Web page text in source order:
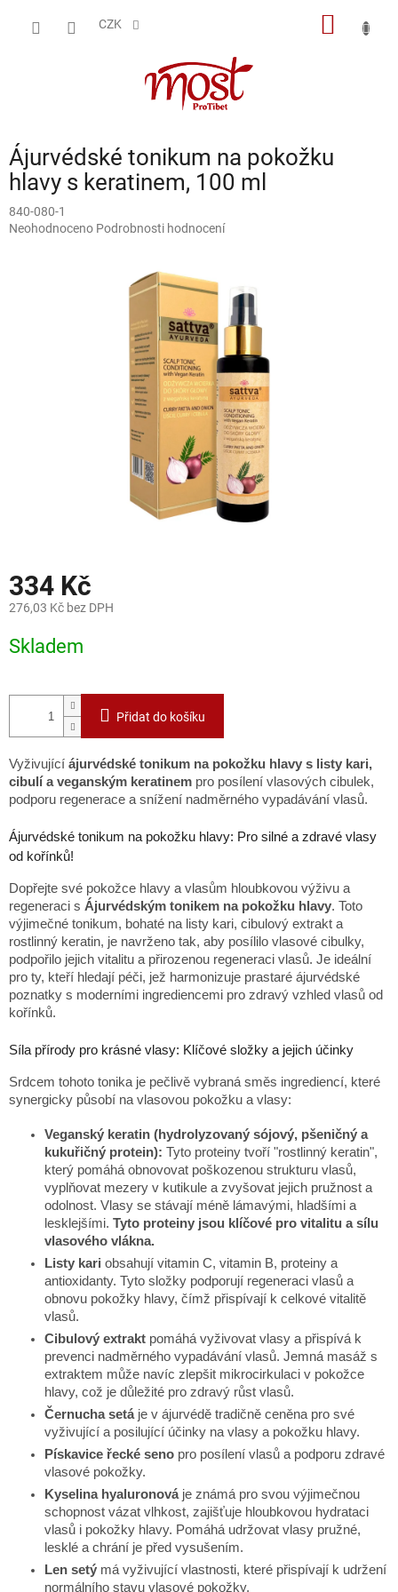
CZK
Ájurvédské tonikum na pokožku
hlavy s keratinem, 100 ml
840-080-1
Průměrné
Neohodnoceno Podrobnosti hodnocení
334 Kč
276,03 Kč bez DPH
cena:
Skladem
Přidat do košíku
Vyživující ájurvédské tonikum na pokožku hlavy s listy kari,
cibulí a veganským keratinem pro posílení vlasových cibulek,
podporu regenerace a snížení nadměrného vypadávání vlasů.
Ájurvédské tonikum na pokožku hlavy: Pro silné a zdravé vlasy
od kořínků!
Dopřejte své pokožce hlavy a vlasům hloubkovou výživu a
regeneraci s Ájurvédským tonikem na pokožku hlavy. Toto
výjimečné tonikum, bohaté na listy kari, cibulový extrakt a
rostlinný keratin, je navrženo tak, aby posílilo vlasové cibulky,
podpořilo jejich vitalitu a přirozenou regeneraci vlasů. Je ideální
pro ty, kteří hledají péči, jež harmonizuje prastaré ájurvédské
poznatky s moderními ingrediencemi pro zdravý vzhled vlasů od
kořínků.
Síla přírody pro krásné vlasy: Klíčové složky a jejich účinky
Srdcem tohoto tonika je pečlivě vybraná směs ingrediencí, které
synergicky působí na vlasovou pokožku a vlasy:
Veganský keratin (hydrolyzovaný sójový, pšeničný a
kukuřičný protein): Tyto proteiny tvoří "rostlinný keratin",
který pomáhá obnovovat poškozenou strukturu vlasů,
vyplňovat mezery v kutikule a zvyšovat jejich pružnost a
odolnost. Vlasy se stávají méně lámavými, hladšími a
lesklejšími. Tyto proteiny jsou klíčové pro vitalitu a sílu
vlasového vlákna.
Listy kari obsahují vitamin C, vitamin B, proteiny a
antioxidanty. Tyto složky podporují regeneraci vlasů a
obnovu pokožky hlavy, čímž přispívají k celkové vitalitě
vlasů.
Cibulový extrakt pomáhá vyživovat vlasy a přispívá k
prevenci nadměrného vypadávání vlasů. Jemná masáž s
extraktem může navíc zlepšit mikrocirkulaci v pokožce
hlavy, což je důležité pro zdravý růst vlasů.
Černucha setá je v ájurvédě tradičně ceněna pro své
vyživující a posilující účinky na vlasy a pokožku hlavy.
Pískavice řecké seno pro posílení vlasů a podporu zdravé
vlasové pokožky.
Kyselina hyaluronová je známá pro svou výjimečnou
schopnost vázat vlhkost, zajišťuje hloubkovou hydrataci
vlasů i pokožky hlavy. Pomáhá udržovat vlasy pružné,
lesklé a chrání je před vysušením.
Len setý má vyživující vlastnosti, které přispívají k udržení
normálního stavu vlasové pokožky.